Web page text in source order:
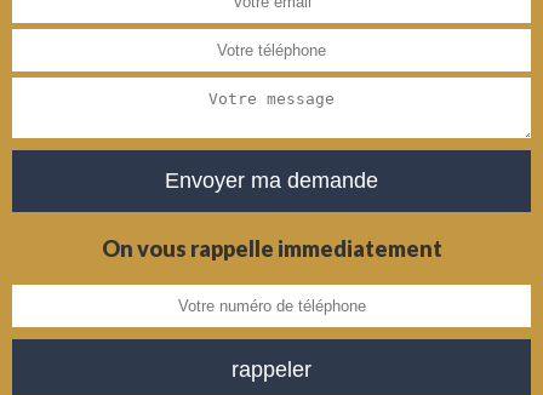
On vous rappelle immediatement